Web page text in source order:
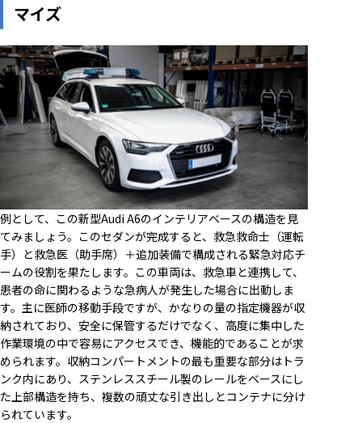
マイズ
例として、この新型Audi A6のインテリアベースの構造を見
てみましょう。このセダンが完成すると、救急救命士（運転
手）と救急医（助手席）＋追加装備で構成される緊急対応チ
ームの役割を果たします。この車両は、救急車と連携して、
患者の命に関わるような急病人が発生した場合に出動しま
す。主に医師の移動手段ですが、かなりの量の指定機器が収
納されており、安全に保管するだけでなく、高度に集中した
作業環境の中で容易にアクセスでき、機能的であることが求
められます。収納コンパートメントの最も重要な部分はトラ
ンク内にあり、ステンレススチール製のレールをベースにし
た上部構造を持ち、複数の頑丈な引き出しとコンテナに分け
られています。